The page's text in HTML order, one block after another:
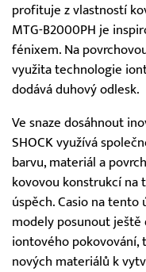
profituje z vlastností
MTG-B2000PH je
fénixem. Na
využita technologie
dodává duhový odlesk.
Ve snaze dosáhnout
SHOCK využívá
barvu, materiál a
kovovou konstrukcí na
úspěch. Casio na tento
modely posunout
iontového pokovování,
nových materiálů k